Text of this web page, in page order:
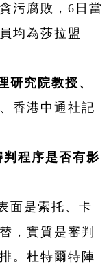
污腐敗，6日當
均為莎拉盟
研究院教授、
香港中通社記
程序是否有影
面是索托、卡
，實質是審判
。杜特爾特陣